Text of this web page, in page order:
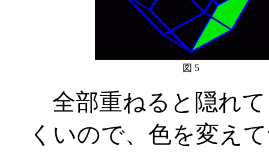
図 5
全部重ねると隠れ
くいので、色を変え